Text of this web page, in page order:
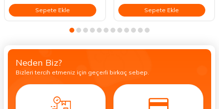
Sepete Ekle Sepete Ekle
Neden Biz?
Bizleri tercih etmeniz için geçerli birkaç sebep.